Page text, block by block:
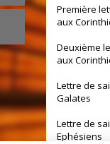
Première
aux
Deuxième
aux
Lettre de
Galates
Lettre de
Ephésiens